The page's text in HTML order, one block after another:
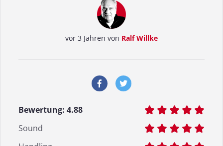
vor 3 Jahren von Ralf Willke
Bewertung: 4.88
Sound